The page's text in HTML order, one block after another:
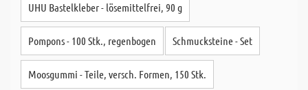
UHU Bastelkleber - lösemittelfrei, 90 g
Pompons - 100 Stk., regenbogen Schmucksteine - Set
Moosgummi - Teile, versch. Formen, 150 Stk.